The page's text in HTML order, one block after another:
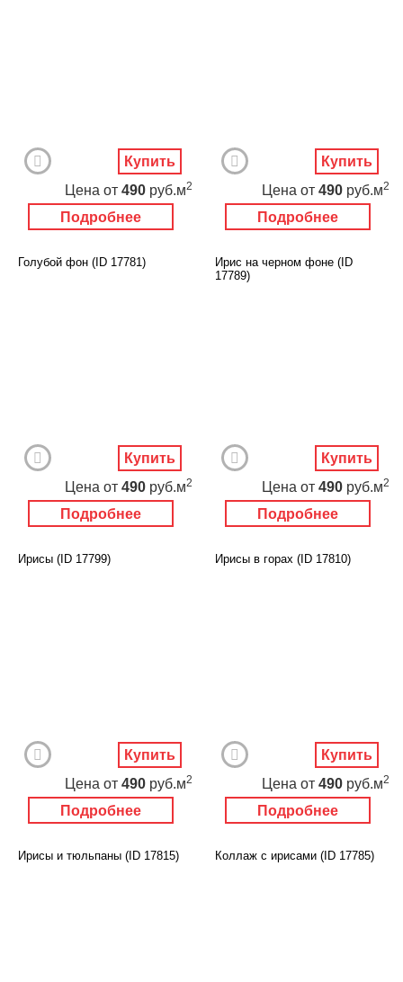
Подробнее
Цена от 490 руб.м2
Купить
Подробнее
Цена от 490 руб.м2
Купить
Голубой фон (ID 17781)
Подробнее
Цена от 490 руб.м2
Купить
Ирис на черном фоне (ID
17789)
Подробнее
Цена от 490 руб.м2
Купить
Ирисы (ID 17799)
Подробнее
Цена от 490 руб.м2
Купить
Ирисы в горах (ID 17810)
Подробнее
Цена от 490 руб.м2
Купить
Ирисы и тюльпаны (ID 17815) Коллаж с ирисами (ID 17785)